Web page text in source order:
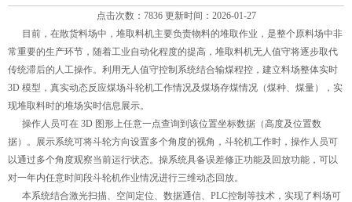
点击次数：7836 更新时间：2026-01-27
目前，在散货料场中，堆取料机主要负责物料的堆取作业，是整个原料场中非
常重要的生产环节，随着工业自动化程度的提高，堆取料机无人值守将逐步取代
传统滞后的人工操作。利用无人值守控制系统结合输煤程控，建立料场整体实时
3D 模型，真实动态反应煤场斗轮机工作情况及煤场存煤情况（煤种、煤量），实
现堆取料时的堆场实时信息展示。
操作人员可在 3D 图形上任意一点查询到该位置坐标数据（高度及位置数
据）。展示系统可将斗轮方向设置多个角度的视角，斗轮机工作时，操作人员可
以通过多个角度观察当前运行状态。操系统具备误差修正功能及回放功能，可以
对一年内任意时间段斗轮机作业情况进行三维动态回放。
本系统结合激光扫描、空间定位、数据通信、PLC控制等技术，实现了料场可